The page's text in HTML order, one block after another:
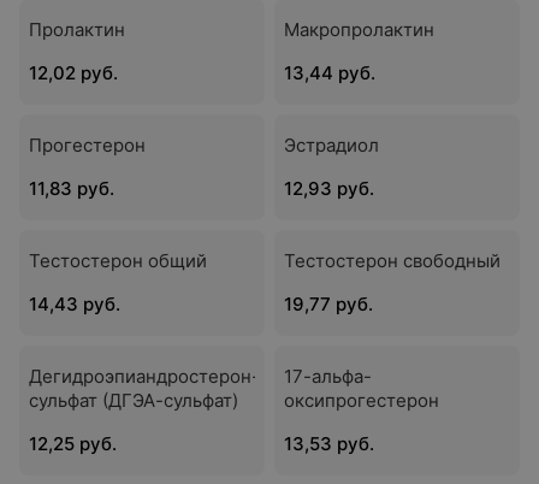
Пролактин
12,02 руб.
Макропролактин
13,44 руб.
Прогестерон
11,83 руб.
Эстрадиол
12,93 руб.
Тестостерон общий
14,43 руб.
Тестостерон свободный
19,77 руб.
Дегидроэпиандростерон-
сульфат (ДГЭА-сульфат)
12,25 руб.
17-альфа-
оксипрогестерон
13,53 руб.